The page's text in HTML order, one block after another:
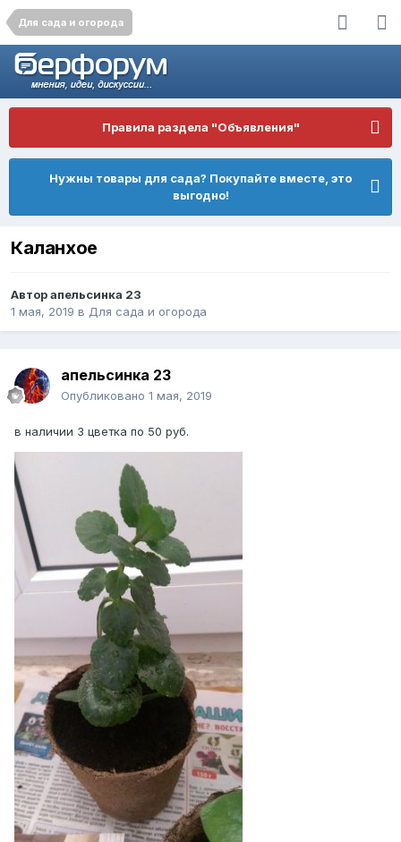
Для сада и огорода
Правила раздела "Объявления"
Нужны товары для сада? Покупайте вместе, это
выгодно!
Каланхое
Авторапельсинка 23
1 мая, 2019 в Для сада и огорода
апельсинка 23
Опубликовано 1 мая, 2019
в наличии 3 цветка по 50 руб.